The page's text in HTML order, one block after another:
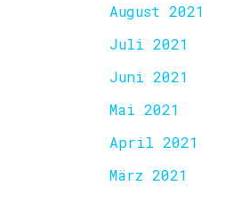
August 2021
Juli 2021
Juni 2021
Mai 2021
April 2021
März 2021